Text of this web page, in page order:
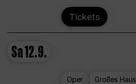
Tickets
Sa12.9.
Oper Großes Haus